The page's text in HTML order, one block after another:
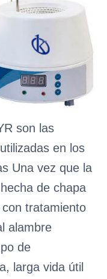
son las
en los
Una vez que la
de chapa
tratamiento
alambre
de
larga vida útil